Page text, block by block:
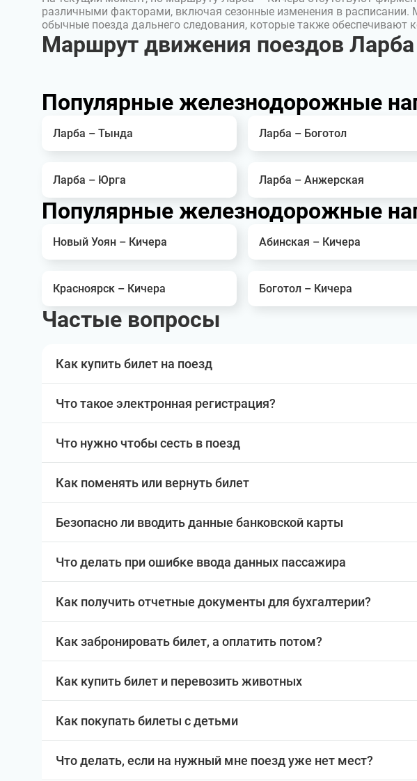
различными факторами, включая сезонные изменения в
обычные поезда дальнего следования, которые также обеспечивают
Маршрут движения поездов
Популярные железнодорожные
Ларба – Тында Ларба – Боготол
Ларба – Юрга Ларба – Анжерская
Популярные железнодорожные
Новый Уоян – Кичера Абинская – Кичера
Красноярск – Кичера Боготол – Кичера
Частые вопросы
Как купить билет на поезд
Что такое электронная регистрация?
Что нужно чтобы сесть в поезд
Как поменять или вернуть билет
Безопасно ли вводить данные банковской карты
Что делать при ошибке ввода данных пассажира
Как получить отчетные документы для бухгалтерии?
Как забронировать билет, а оплатить потом?
Как купить билет и перевозить животных
Как покупать билеты с детьми
Что делать, если на нужный мне поезд уже нет мест?